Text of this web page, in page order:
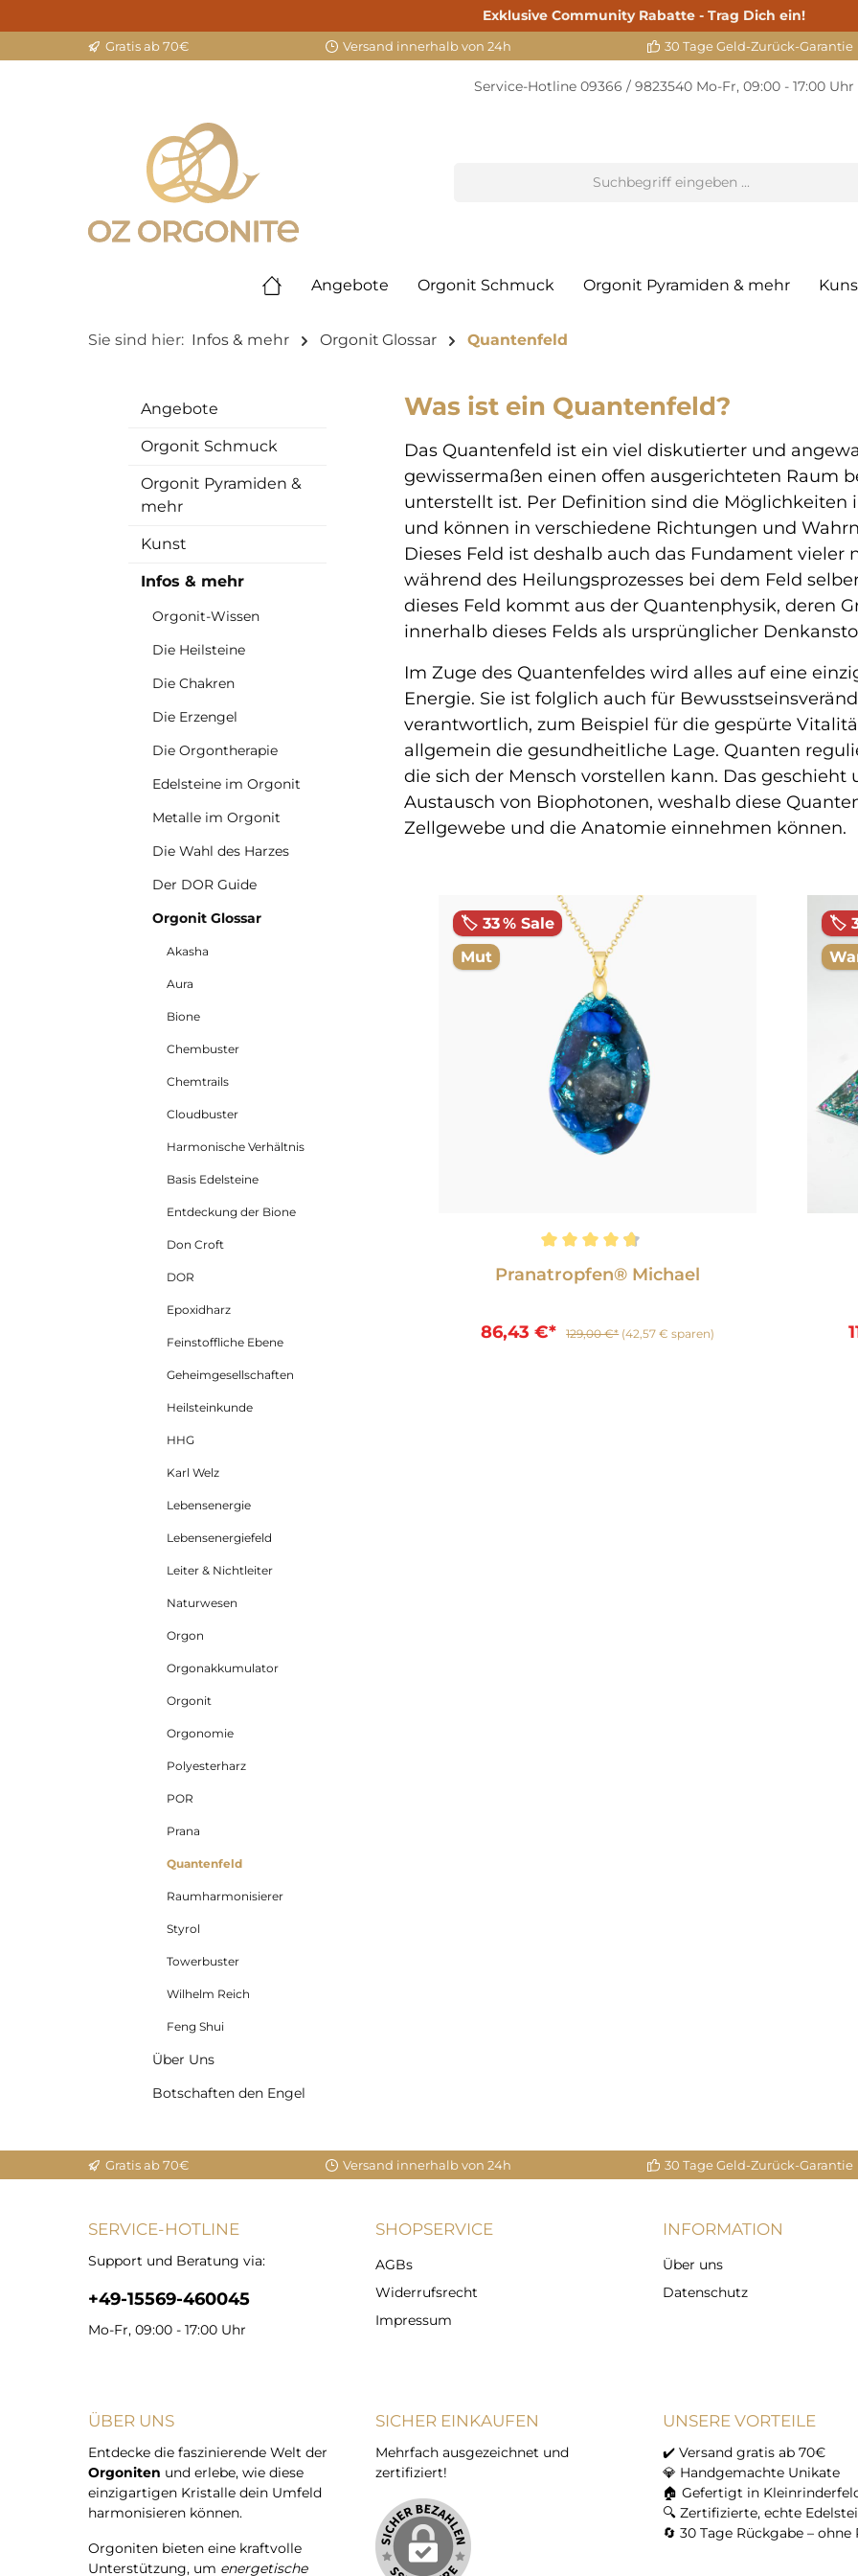
Exklusive Community Rabatte - Trag Dich ein!
Gratis ab 70€ Versand innerhalb von 24h 30 Tage Geld-Zurück-Garantie
Service-Hotline 09366 / 9823540 Mo-Fr, 09:00 - 17:00 Uhr
Angebote Orgonit Schmuck Orgonit Pyramiden & mehr
Sie sind hier: Infos & mehr Orgonit Glossar Quantenfeld
Angebote
Orgonit Schmuck
Orgonit Pyramiden &
mehr
Kunst
Infos & mehr
Orgonit-Wissen
Die Heilsteine
Die Chakren
Die Erzengel
Die Orgontherapie
Edelsteine im Orgonit
Metalle im Orgonit
Die Wahl des Harzes
Der DOR Guide
Orgonit Glossar
Akasha
Aura
Bione
Chembuster
Chemtrails
Cloudbuster
Harmonische Verhältnis
Basis Edelsteine
Entdeckung der Bione
Don Croft
DOR
Epoxidharz
Feinstoffliche Ebene
Geheimgesellschaften
Heilsteinkunde
HHG
Karl Welz
Lebensenergie
Lebensenergiefeld
Leiter & Nichtleiter
Naturwesen
Orgon
Orgonakkumulator
Orgonit
Orgonomie
Polyesterharz
POR
Prana
Quantenfeld
Raumharmonisierer
Styrol
Towerbuster
Wilhelm Reich
Feng Shui
Über Uns
Botschaften den Engel
Was ist ein Quantenfeld?
Das Quantenfeld ist ein viel diskutierter und
gewissermaßen einen offen ausgerichteten Raum
unterstellt ist. Per Definition sind die Möglichkeiten
und können in verschiedene Richtungen und
Dieses Feld ist deshalb auch das Fundament
während des Heilungsprozesses bei dem Feld
dieses Feld kommt aus der Quantenphysik, deren
innerhalb dieses Felds als ursprünglicher
Im Zuge des Quantenfeldes wird alles auf eine
Energie. Sie ist folglich auch für
verantwortlich, zum Beispiel für die gespürte
allgemein die gesundheitliche Lage. Quanten
die sich der Mensch vorstellen kann. Das
Austausch von Biophotonen, weshalb diese
Zellgewebe und die Anatomie einnehmen können.
Produktgalerie überspringen
🏷️ 33 % Sale
Prana Armreif® Matrix
ab79,73 €*
🏷️ 33 % Sale
Mut
Durchschnittliche Bewertung von 4.8 von 5
Pranatropfen® Michael
86,43 €* 129,00 €* (42,57 € sparen)
🏷️
Gratis ab 70€ Versand innerhalb von 24h 30 Tage Geld-Zurück-Garantie
SERVICE-HOTLINE
Support und Beratung via:
+49-15569-460045
Mo-Fr, 09:00 - 17:00 Uhr
SHOPSERVICE
AGBs
Widerrufsrecht
Impressum
INFORMATION
Über uns
Datenschutz
ÜBER UNS
Entdecke die faszinierende Welt der
Orgoniten und erlebe, wie diese
einzigartigen Kristalle dein Umfeld
harmonisieren können.
Orgoniten bieten eine kraftvolle
Unterstützung, um energetische
SICHER EINKAUFEN
Mehrfach ausgezeichnet und
zertifiziert!
UNSERE VORTEILE
✔️ Versand gratis ab 70€
💎 Handgemachte Unikate
🏠 Gefertigt in
🔍 Zertifizierte, echte
🔄 30 Tage Rückgabe – ohne